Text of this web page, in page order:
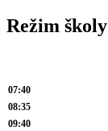
Režim školy
07:40
08:35
09:40